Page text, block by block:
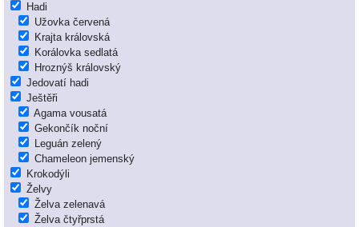
Hadi
Užovka červená
Krajta královská
Korálovka sedlatá
Hroznýš královský
Jedovatí hadi
Ještěři
Agama vousatá
Gekončík noční
Leguán zelený
Chameleon jemenský
Krokodýli
Želvy
Želva zelenavá
Želva čtyřprstá